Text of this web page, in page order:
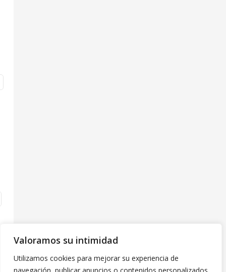
Valoramos su intimidad
Utilizamos cookies para mejorar su experiencia de